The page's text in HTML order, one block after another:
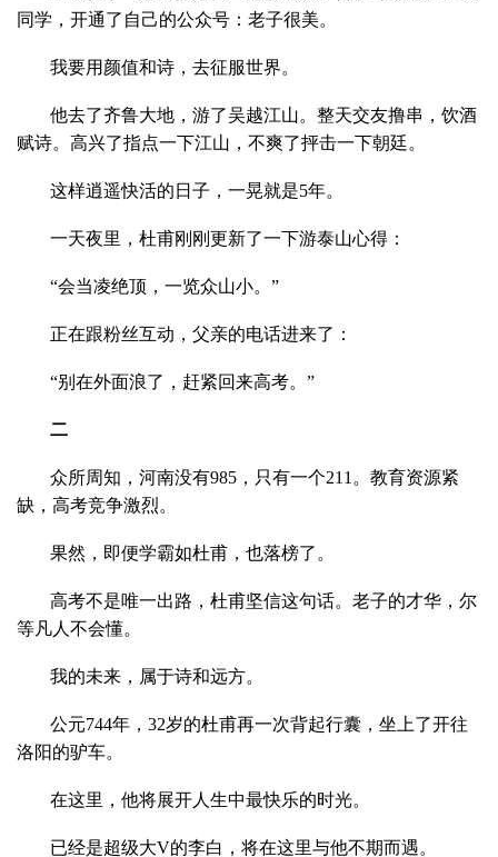
同学，开通了自己的公众号：老子很美。
我要用颜值和诗，去征服世界。
他去了齐鲁大地，游了吴越江山。整天交友撸串，饮酒
赋诗。高兴了指点一下江山，不爽了抨击一下朝廷。
这样逍遥快活的日子，一晃就是5年。
一天夜里，杜甫刚刚更新了一下游泰山心得：
“会当凌绝顶，一览众山小。”
正在跟粉丝互动，父亲的电话进来了：
“别在外面浪了，赶紧回来高考。”
二
众所周知，河南没有985，只有一个211。教育资源紧
缺，高考竞争激烈。
果然，即便学霸如杜甫，也落榜了。
高考不是唯一出路，杜甫坚信这句话。老子的才华，尔
等凡人不会懂。
我的未来，属于诗和远方。
公元744年，32岁的杜甫再一次背起行囊，坐上了开往
洛阳的驴车。
在这里，他将展开人生中最快乐的时光。
已经是超级大V的李白，将在这里与他不期而遇。